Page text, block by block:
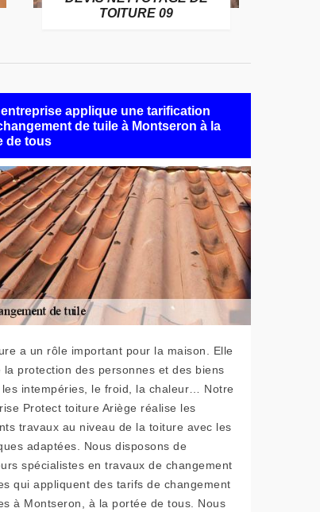
TOITURE 09
entreprise applique une tarification
de tuile à Montseron à la
de tous
a un rôle important pour la maison. Elle
la protection des personnes et des biens
intempéries, le froid, la chaleur… Notre
Protect toiture Ariège réalise les
travaux au niveau de la toiture avec les
adaptées. Nous disposons de
spécialistes en travaux de changement
qui appliquent des tarifs de changement
à Montseron, à la portée de tous. Nous